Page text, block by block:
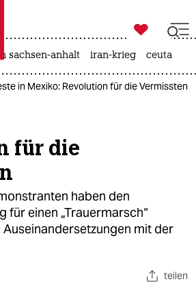
taz zahl ich
zahl ich

taz zahl ich
sachsen-anhalt iran-krieg ceuta
in Mexiko: Revolution für die Vermissten
für die
haben den
für einen „Trauermarsch“
Auseinandersetzungen mit der
teilen